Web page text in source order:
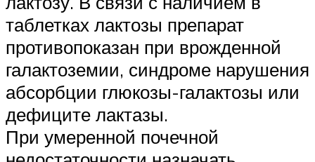
таблетках лактозы препарат
противопоказан при врожденной
галактоземии, синдроме нарушения
абсорбции глюкозы-галактозы или
дефиците лактазы.
При умеренной почечной